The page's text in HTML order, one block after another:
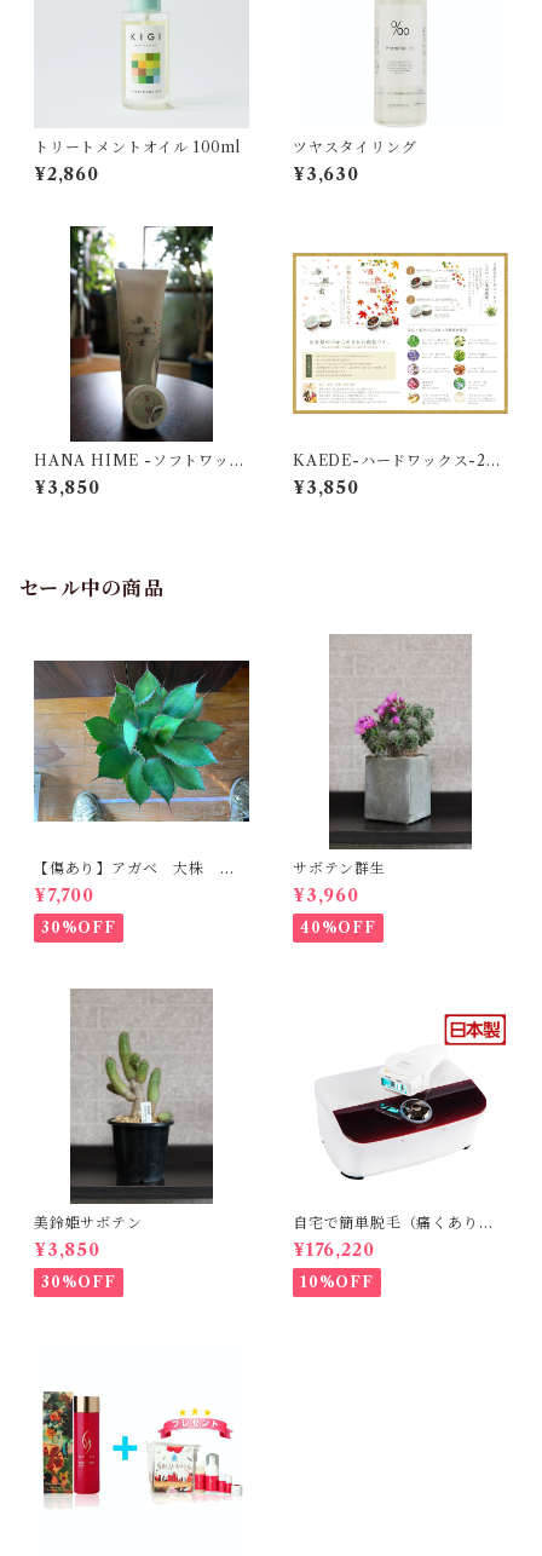
トリートメントオイル 100ml
¥2,860
ツヤスタイリング
¥3,630
HANA HIME -ソフトワック
ス- 250g
¥3,850
KAEDE-ハードワックス-250
g
¥3,850
セール中の商品
【傷あり】アガベ 大株 ボ
ビコルヌータ カウズホーン
¥7,700
30%OFF
サボテン群生
¥3,960
40%OFF
美鈴姫サボテン
¥3,850
30%OFF
自宅で簡単脱毛（痛くありま
せん。byエトウ）
¥176,220
10%OFF